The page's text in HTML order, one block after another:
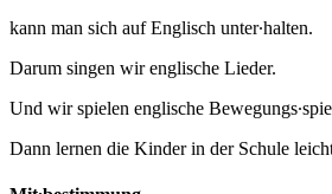
kann man sich auf Englisch unter∙halten.
Darum singen wir englische Lieder.
Und wir spielen englische
Dann lernen die Kinder in der Schule